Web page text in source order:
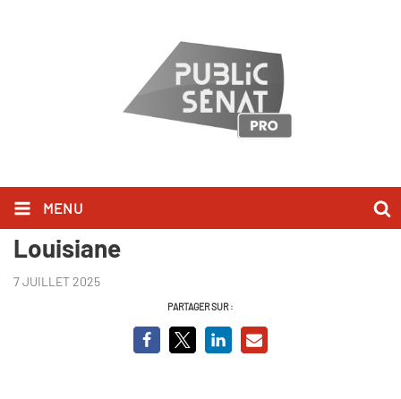
MENU
Destination francophonie
Louisiane
7 JUILLET 2025
PARTAGER SUR :